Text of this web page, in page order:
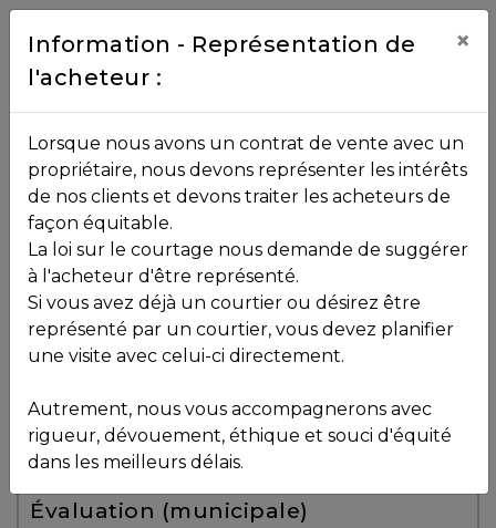
Contact
NOS
PROPRIÉTÉS
VOS
COURTIERS
Équipe
Partenaires
Témoignages
Toutes les propriétés
Vendu
, , ,
J0T 2N0
Voir plus de photos
Évaluation (municipale)
Information - Représentation de
l'acheteur :
×
Lorsque nous avons un contrat de vente avec un
propriétaire, nous devons représenter les intérêts
de nos clients et devons traiter les acheteurs de
façon équitable.
La loi sur le courtage nous demande de suggérer
à l'acheteur d'être représenté.
Si vous avez déjà un courtier ou désirez être
représenté par un courtier, vous devez planifier
une visite avec celui-ci directement.
Autrement, nous vous accompagnerons avec
rigueur, dévouement, éthique et souci d'équité
dans les meilleurs délais.